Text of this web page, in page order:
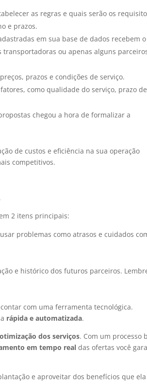
as regras e quais serão os
e prazos.
em sua base de dados recebem
ou apenas alguns
prazos e condições de serviço.
como qualidade do serviço, prazo de
chegou a hora de formalizar a
de custos e eficiência na sua operação
competitivos.
2 itens principais:
problemas como atrasos e cuidados
e histórico dos futuros parceiros.
com uma ferramenta tecnológica.
rápida e automatizada.
dos serviços. Com um processo
em tempo real das ofertas você
e aproveitar dos benefícios que ela